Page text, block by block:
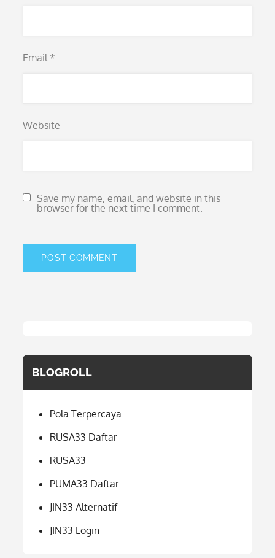
Email *
Website
Save my name, email, and website in this
browser for the next time I comment.
BLOGROLL
Pola Terpercaya
RUSA33 Daftar
RUSA33
PUMA33 Daftar
JIN33 Alternatif
JIN33 Login